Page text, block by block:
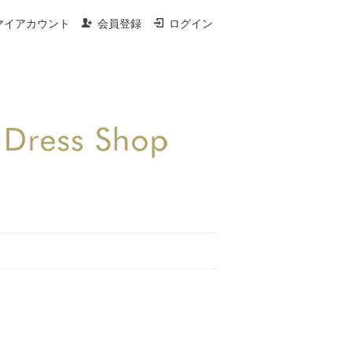
イアカウント 会員登録 ログイン